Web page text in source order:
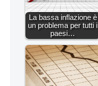
La bassa inflazione è
un problema per tutti i
paesi…